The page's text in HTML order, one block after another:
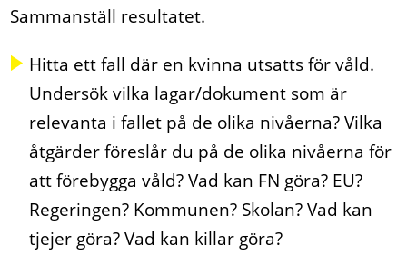
Sammanställ resultatet.
Hitta ett fall där en kvinna utsatts för våld.
Undersök vilka lagar/dokument som är
relevanta i fallet på de olika nivåerna? Vilka
åtgärder föreslår du på de olika nivåerna för
att förebygga våld? Vad kan FN göra? EU?
Regeringen? Kommunen? Skolan? Vad kan
tjejer göra? Vad kan killar göra?